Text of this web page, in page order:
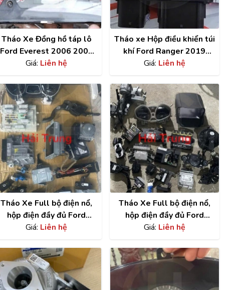
Tháo Xe Đồng hồ táp lô
Ford Everest 2006 2007
2008
Giá: Liên hệ
Tháo xe Hộp điều khiển túi
khí Ford Ranger 2019
JB3T-14B321-FA
Giá: Liên hệ
Tháo Xe Full bộ điện nổ,
hộp điện đầy đủ Ford
Focus
Giá: Liên hệ
Tháo Xe Full bộ điện nổ,
hộp điện đầy đủ Ford
Ecosport
Giá: Liên hệ